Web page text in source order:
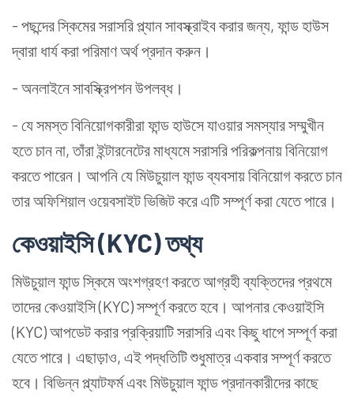
- পছন্দের স্কিমের সরাসরি প্ল্যান সাবস্ক্রাইব করার জন্য, ফান্ড হাউস
দ্বারা ধার্য করা পরিমাণ অর্থ প্রদান করুন।
- অনলাইনে সাবস্ক্রিপশন উপলব্ধ।
- যে সমস্ত বিনিয়োগকারীরা ফান্ড হাউসে যাওয়ার সমস্যার সম্মুখীন
হতে চান না, তাঁরা ইন্টারনেটের মাধ্যমে সরাসরি পরিকল্পনায় বিনিয়োগ
করতে পারেন। আপনি যে মিউচুয়াল ফান্ড ব্যবসায় বিনিয়োগ করতে চান
তার অফিশিয়াল ওয়েবসাইট ভিজিট করে এটি সম্পূর্ণ করা যেতে পারে।
কেওয়াইসি (KYC) তথ্য
মিউচুয়াল ফান্ড স্কিমে অংশগ্রহণ করতে আগ্রহী ব্যক্তিদের প্রথমে
তাদের কেওয়াইসি (KYC) সম্পূর্ণ করতে হবে। আপনার কেওয়াইসি
(KYC) আপডেট করার প্রক্রিয়াটি সরাসরি এবং কিছু ধাপে সম্পূর্ণ করা
যেতে পারে। এছাড়াও, এই পদ্ধতিটি শুধুমাত্র একবার সম্পূর্ণ করতে
হবে। বিভিন্ন প্ল্যাটফর্ম এবং মিউচুয়াল ফান্ড প্রদানকারীদের কাছে